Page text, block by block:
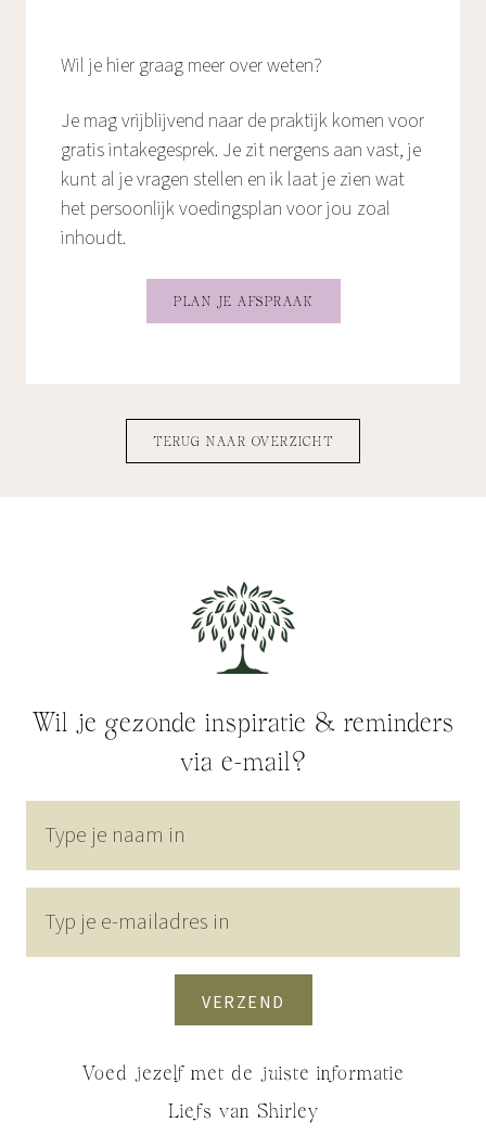
Wil je hier graag meer over weten?
Je mag vrijblijvend naar de praktijk komen voor
gratis intakegesprek. Je zit nergens aan vast, je
kunt al je vragen stellen en ik laat je zien wat
het persoonlijk voedingsplan voor jou zoal
inhoudt.
PLAN JE AFSPRAAK
TERUG NAAR OVERZICHT
Wil je gezonde inspiratie & reminders
via e-mail?
VERZEND
Voed jezelf met de juiste informatie
Liefs van Shirley